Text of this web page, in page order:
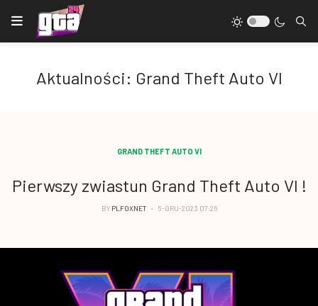
Aktualności: Grand Theft Auto VI
GRAND THEFT AUTO VI
Pierwszy zwiastun Grand Theft Auto VI !
BY PLFOXNET 5-GRU-2023 07:26